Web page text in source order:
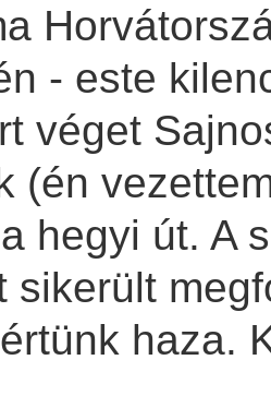
- este
véget
(én
hegyi út. A
sikerült
haza.